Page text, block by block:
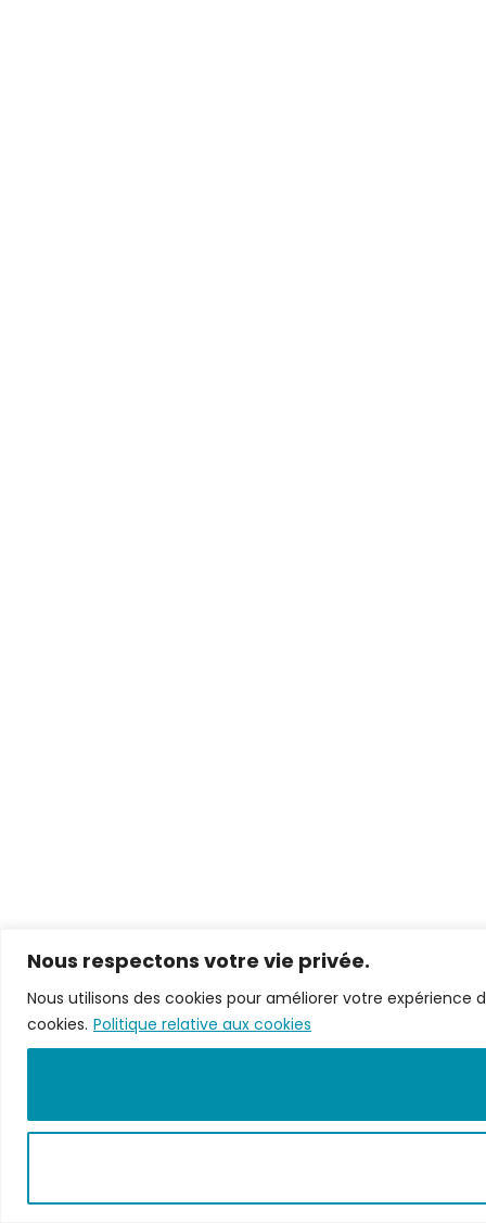
Nous respectons votre vie privée.
Nous utilisons des cookies pour améliorer votre
cookies. Politique relative aux cookies